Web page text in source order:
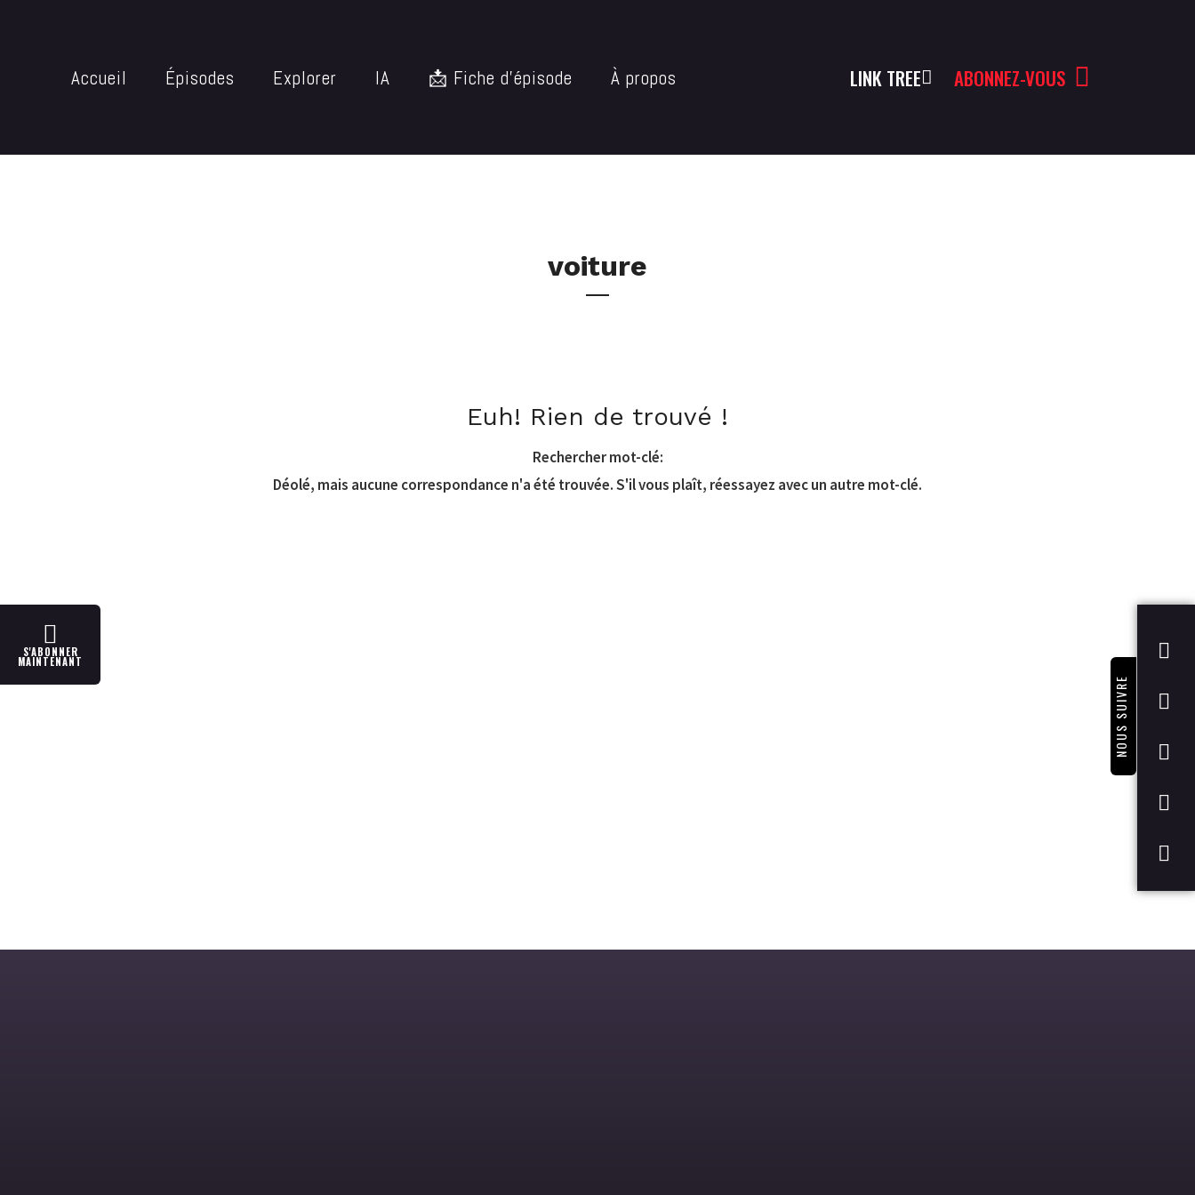
Accueil Épisodes Explorer IA 📩 Fiche d’épisode À propos LINK TREE ABONNEZ-VOUS
NOUS SUIVRE
S'ABONNER
MAINTENANT
voiture
Euh! Rien de trouvé !
Rechercher mot-clé:
Déolé, mais aucune correspondance n'a été trouvée. S'il vous plaît, réessayez avec un autre mot-clé.